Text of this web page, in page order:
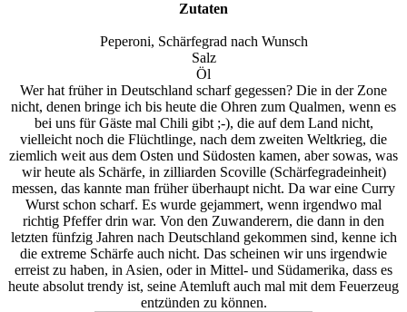
Zutaten
Peperoni, Schärfegrad nach Wunsch
Salz
Öl
Wer hat früher in Deutschland scharf gegessen? Die in der Zone
nicht, denen bringe ich bis heute die Ohren zum Qualmen, wenn es
bei uns für Gäste mal Chili gibt ;-), die auf dem Land nicht,
vielleicht noch die Flüchtlinge, nach dem zweiten Weltkrieg, die
ziemlich weit aus dem Osten und Südosten kamen, aber sowas, was
wir heute als Schärfe, in zilliarden Scoville (Schärfegradeinheit)
messen, das kannte man früher überhaupt nicht. Da war eine Curry
Wurst schon scharf. Es wurde gejammert, wenn irgendwo mal
richtig Pfeffer drin war. Von den Zuwanderern, die dann in den
letzten fünfzig Jahren nach Deutschland gekommen sind, kenne ich
die extreme Schärfe auch nicht. Das scheinen wir uns irgendwie
erreist zu haben, in Asien, oder in Mittel- und Südamerika, dass es
heute absolut trendy ist, seine Atemluft auch mal mit dem Feuerzeug
entzünden zu können.